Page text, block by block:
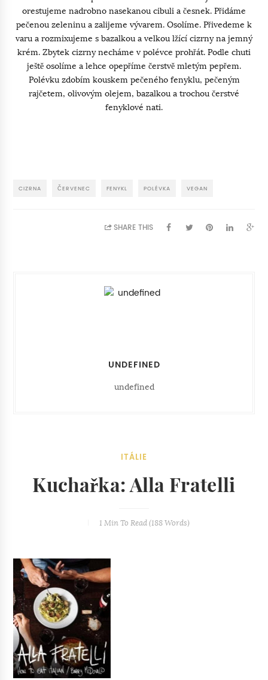
orestujeme nadrobno nasekanou cibuli a česnek. Přidáme
pečenou zeleninu a zalijeme vývarem. Osolíme. Přivedeme k
varu a rozmixujeme s bazalkou a velkou lžící cizrny na jemný
krém. Zbytek cizrny necháme v polévce prohřát. Podle chuti
ještě osolíme a lehce opepříme čerstvě mletým pepřem.
Polévku zdobím kouskem pečeného fenyklu, pečeným
rajčetem, olivovým olejem, bazalkou a trochou čerstvé
fenyklové nati.
CIZRNA ČERVENEC FENYKL POLÉVKA VEGAN
SHARE THIS
UNDEFINED
undefined
ITÁLIE
Kuchařka: Alla Fratelli
1 MinTo Read (188Words)